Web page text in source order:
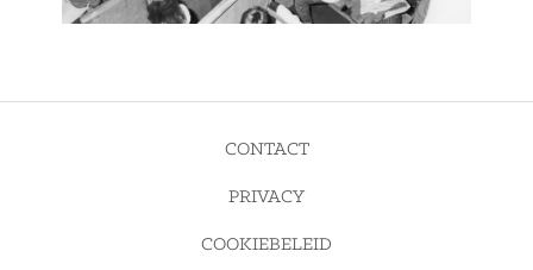
CONTACT
PRIVACY
COOKIEBELEID